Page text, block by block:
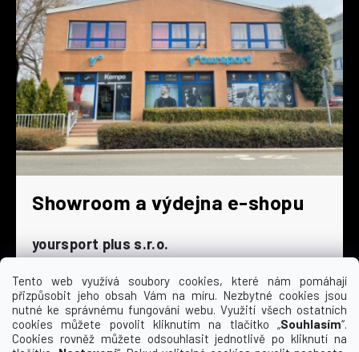
Tento web využívá soubory cookies, které nám pomáhají
přizpůsobit jeho obsah Vám na míru. Nezbytné cookies jsou
nutné ke správnému fungování webu. Využití všech ostatních
cookies můžete povolit kliknutím na tlačítko „Souhlasím“.
Cookies rovněž můžete odsouhlasit jednotlivě po kliknutí na
Showroom a výdejna e-shopu
yoursport plus s.r.o.
Dyjská 845/4
196 00 Praha 9 - Čakovice
Po - Čt
9:00 - 16:30
Pá
9:00 - 15:30
So
zavřeno